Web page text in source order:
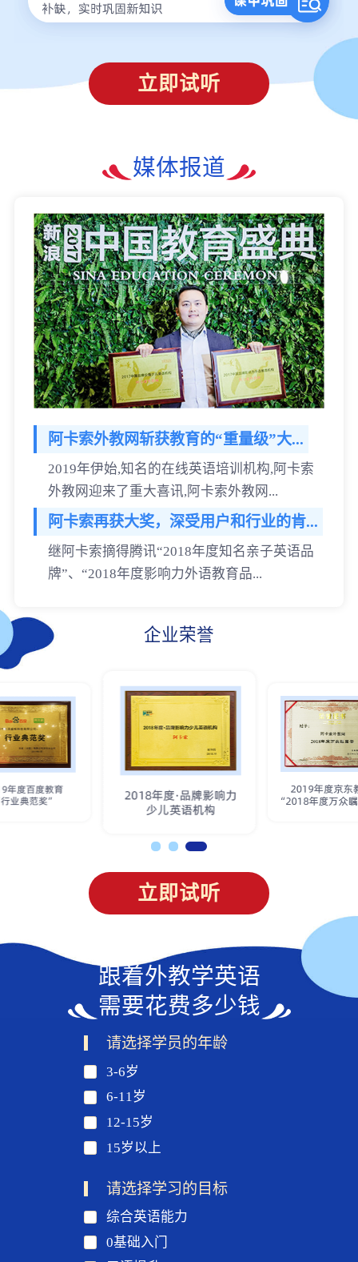
立即试听
媒体报道
阿卡索外教网斩获教育的“重量级”大...
2019年伊始,知名的在线英语培训机构,阿卡索
外教网迎来了重大喜讯,阿卡索外教网...
阿卡索再获大奖，深受用户和行业的肯...
继阿卡索摘得腾讯“2018年度知名亲子英语品
牌”、“2018年度影响力外语教育品...
企业荣誉
立即试听
跟着外教学英语
需要花费多少钱
请选择学员的年龄
3-6岁
6-11岁
12-15岁
15岁以上
请选择学习的目标
综合英语能力
0基础入门